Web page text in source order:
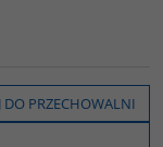
DO PRZECHOWALNI